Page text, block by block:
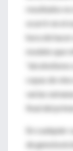
resultados
ocurrir en el
hora de
modelo que
copas de
varias
final del
En
de